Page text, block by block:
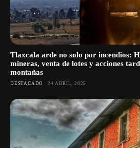
Tlaxcala arde no solo por incendios:
mineras, venta de lotes y acciones
montañas
DESTACADO 24 ABRIL, 2025